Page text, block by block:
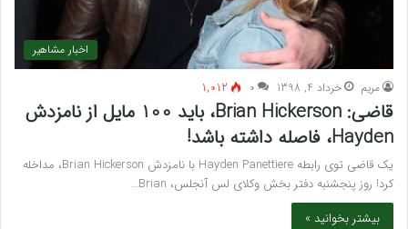
اخبار مشاهیر
مريم خرداد 4, 1398 ۰ 1,012
قاضی: Brian Hickerson، باید 100 مایل از نامزدش
Hayden، فاصله داشته باشد!
یک قاضی توی رابطه Hayden Panettiere با نامزدش Brian Hickerson، مداخله
کرد! روز پنجشنبه دفتر بخش وکلای لس آنجلس، Brian…
بیشتر بخوانید »